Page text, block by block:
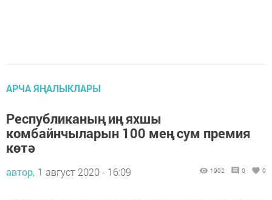
АРЧА ЯҢАЛЫКЛАРЫ
Республиканың иң яхшы
комбайнчыларын 100 мең сум премия
көтә
автор, 1 август 2020 - 16:09 1902 0 0